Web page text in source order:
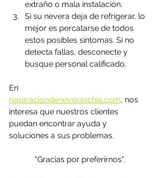
extraño o mala instalación.
Si su nevera deja de refrigerar, lo
mejor es percatarse de todos
estos posibles síntomas. Si no
detecta fallas, desconecte y
busque personal calificado.
En
reparaciondeneveraschia.com, nos
interesa que nuestros clientes
puedan encontrar ayuda y
soluciones a sus problemas.
"Gracias por preferirnos".